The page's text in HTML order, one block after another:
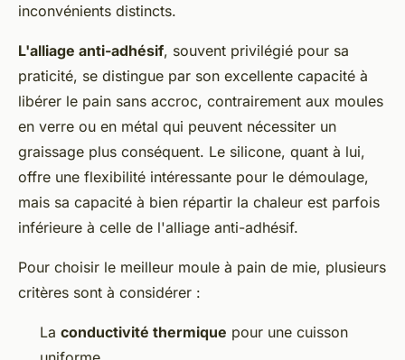
inconvénients distincts.
L'alliage anti-adhésif, souvent privilégié pour sa
praticité, se distingue par son excellente capacité à
libérer le pain sans accroc, contrairement aux moules
en verre ou en métal qui peuvent nécessiter un
graissage plus conséquent. Le silicone, quant à lui,
offre une flexibilité intéressante pour le démoulage,
mais sa capacité à bien répartir la chaleur est parfois
inférieure à celle de l'alliage anti-adhésif.
Pour choisir le meilleur moule à pain de mie, plusieurs
critères sont à considérer :
La conductivité thermique pour une cuisson